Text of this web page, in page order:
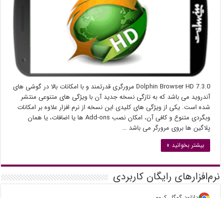
Dolphin Browser HD 7.3.0 مرورگری قدرتمند و با امکانات بالا در گوشی های
آندروید می باشد که به تازگی نسخه جدید آن با ویژگی های متنوعی منتشر
شده است. یکی از ویژگی های کلیدی این نسخه از نرم افزار علاوه بر امکانات
وبگردی متنوع و کافی آن، امکان نصب Add-ons ها یا اضافات، یا همان
پلاگین ها بروی مرورگر می باشد …
بیشتر بخوانید »
نرم‌افزارهای رایگان کاربردی